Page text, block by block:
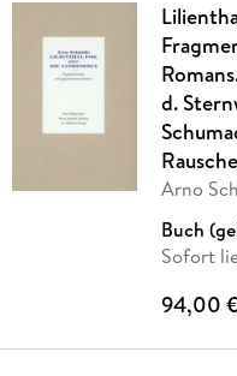
d.
Arno
Buch
Sofort
94,00 €